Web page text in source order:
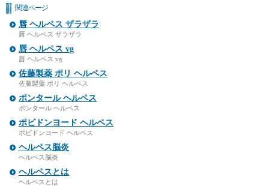
関連ページ
唇 ヘルペス ザラザラ
唇 ヘルペス ザラザラ
唇 ヘルペス vg
唇 ヘルペス vg
佐藤製薬 ポリ ヘルペス
佐藤製薬 ポリ ヘルペス
ポンタール ヘルペス
ポンタール ヘルペス
ポビドンヨード ヘルペス
ポビドンヨード ヘルペス
ヘルペス脳炎
ヘルペス脳炎
ヘルペスとは
ヘルペスとは